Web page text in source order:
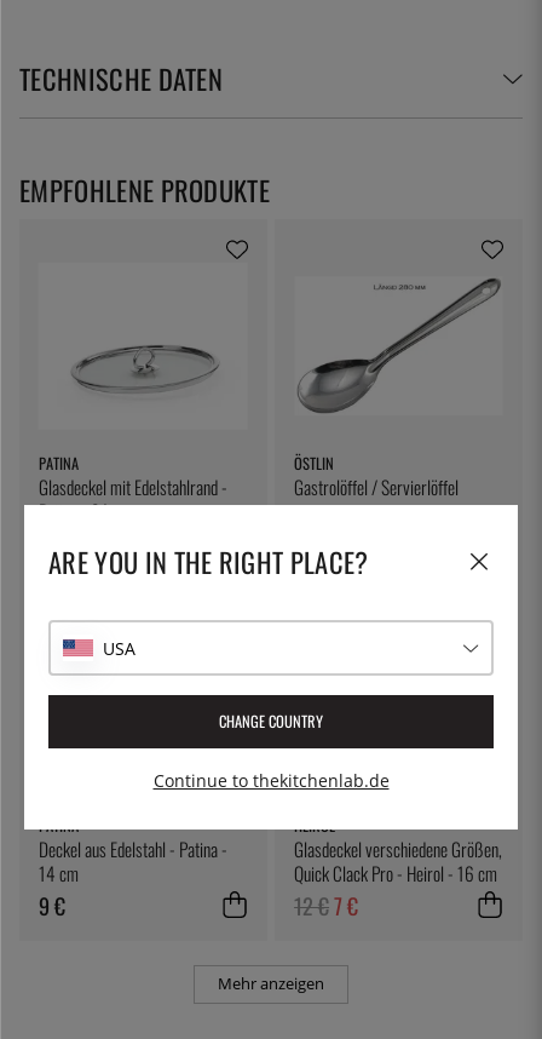
TECHNISCHE DATEN
PATINA
Glasdeckel mit Edelstahlrand -
Patina - 24 cm
16 €
ÖSTLIN
Gastrolöffel / Servierlöffel
7 €
PATINA
Deckel aus Edelstahl - Patina -
14 cm
9 €
42%
HEIROL
Glasdeckel verschiedene Größen,
Quick Clack Pro - Heirol - 16 cm
12 €7 €
Mehr anzeigen
EMPFOHLENE PRODUKTE
ARE YOU IN THE RIGHT PLACE?
USA
CHANGE COUNTRY
Continue to thekitchenlab.de